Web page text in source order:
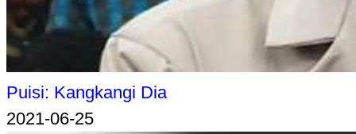
Puisi: Kangkangi Dia
2021-06-25